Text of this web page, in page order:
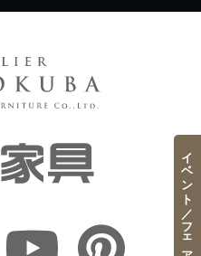
イベント／フェア